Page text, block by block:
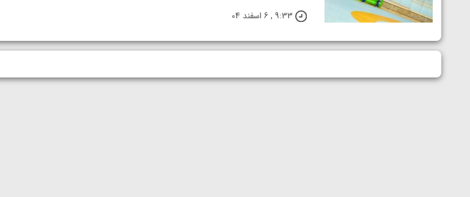
9:33 , 6 اسفند 04